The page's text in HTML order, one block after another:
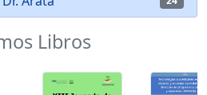
Libros